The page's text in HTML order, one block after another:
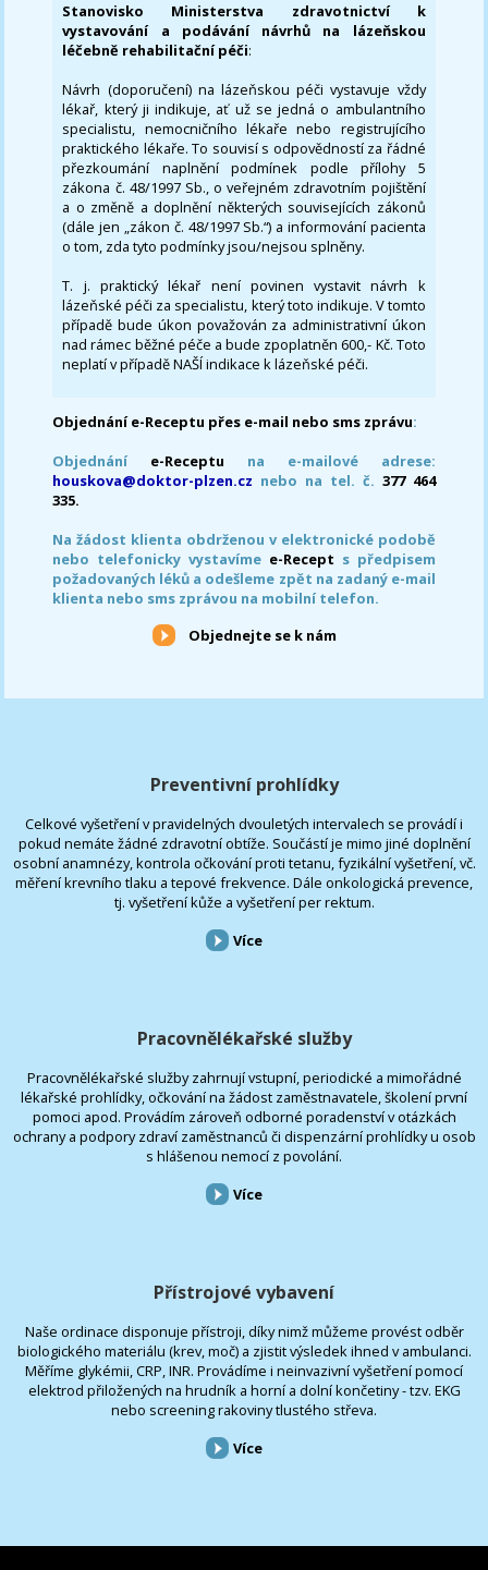
Stanovisko Ministerstva zdravotnictví k
vystavování a podávání návrhů na lázeňskou
léčebně rehabilitační péči:
Návrh (doporučení) na lázeňskou péči vystavuje vždy
lékař, který ji indikuje, ať už se jedná o ambulantního
specialistu, nemocničního lékaře nebo registrujícího
praktického lékaře. To souvisí s odpovědností za řádné
přezkoumání naplnění podmínek podle přílohy 5
zákona č. 48/1997 Sb., o veřejném zdravotním pojištění
a o změně a doplnění některých souvisejících zákonů
(dále jen „zákon č. 48/1997 Sb.“) a informování pacienta
o tom, zda tyto podmínky jsou/nejsou splněny.
T. j. praktický lékař není povinen vystavit návrh k
lázeňské péči za specialistu, který toto indikuje. V tomto
případě bude úkon považován za administrativní úkon
nad rámec běžné péče a bude zpoplatněn 600,- Kč. Toto
neplatí v případě NAŠÍ indikace k lázeňské péči.
Objednání e-Receptu přes e-mail nebo sms zprávu:
Objednání e-Receptu na e-mailové adrese:
houskova@doktor-plzen.cz nebo na tel. č. 377 464
335.
Na žádost klienta obdrženou v elektronické podobě
nebo telefonicky vystavíme e-Recept s předpisem
požadovaných léků a odešleme zpět na zadaný e-mail
klienta nebo sms zprávou na mobilní telefon.
Objednejte se k nám
Preventivní prohlídky
Celkové vyšetření v pravidelných dvouletých intervalech se provádí i
pokud nemáte žádné zdravotní obtíže. Součástí je mimo jiné doplnění
osobní anamnézy, kontrola očkování proti tetanu, fyzikální vyšetření, vč.
měření krevního tlaku a tepové frekvence. Dále onkologická prevence,
tj. vyšetření kůže a vyšetření per rektum.
Více
Pracovnělékařské služby
Pracovnělékařské služby zahrnují vstupní, periodické a mimořádné
lékařské prohlídky, očkování na žádost zaměstnavatele, školení první
pomoci apod. Provádím zároveň odborné poradenství v otázkách
ochrany a podpory zdraví zaměstnanců či dispenzární prohlídky u osob
s hlášenou nemocí z povolání.
Více
Přístrojové vybavení
Naše ordinace disponuje přístroji, díky nimž můžeme provést odběr
biologického materiálu (krev, moč) a zjistit výsledek ihned v ambulanci.
Měříme glykémii, CRP, INR. Provádíme i neinvazivní vyšetření pomocí
elektrod přiložených na hrudník a horní a dolní končetiny - tzv. EKG
nebo screening rakoviny tlustého střeva.
Více